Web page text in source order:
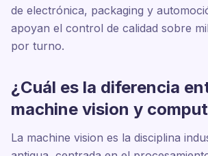
de electrónica, packaging y
apoyan el control de calidad sobre
por turno.
¿Cuál es la diferencia
machine vision y
La machine vision es la disciplina